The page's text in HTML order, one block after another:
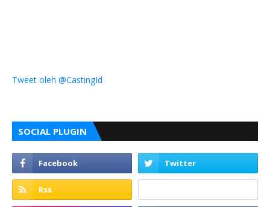
Tweet oleh @CastingId
SOCIAL PLUGIN